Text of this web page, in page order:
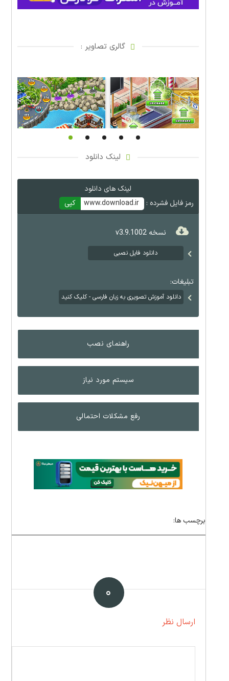
گالری تصاویر :
لینک دانلود
لینک های دانلود
رمز فایل فشرده :
www.download.ir کپی
نسخه v3.9.1002
دانلود فایل نصبی
تبلیغات:
دانلود آموزش تصویری به زبان فارسی - کلیک کنید
راهنمای نصب
سیستم مورد نیاز
رفع مشکلات احتمالی
برچسب ها:
۰
ارسال نظر